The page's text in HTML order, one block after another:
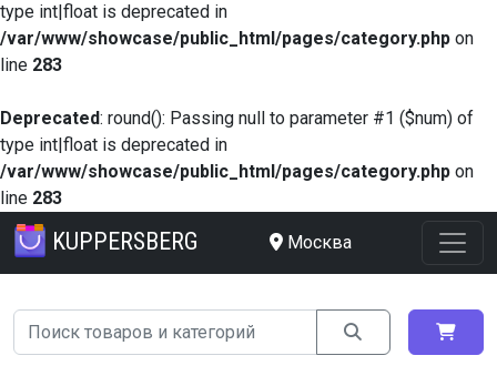
type int|float is deprecated in
/var/www/showcase/public_html/pages/category.php on
line 283
Deprecated: round(): Passing null to parameter #1 ($num) of
type int|float is deprecated in
/var/www/showcase/public_html/pages/category.php on
line 283
KUPPERSBERG Москва